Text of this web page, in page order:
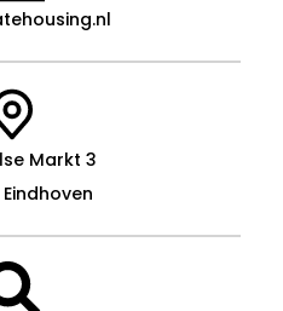
Markt 3
Eindhoven